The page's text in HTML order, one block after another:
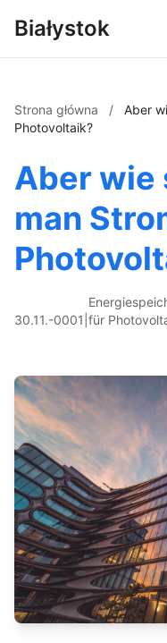
Białystok
Strona główna /
Aber
Photovoltaik?
Aber wie
man
30.11.-0001 für